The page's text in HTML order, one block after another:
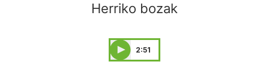
Herriko bozak
2:51